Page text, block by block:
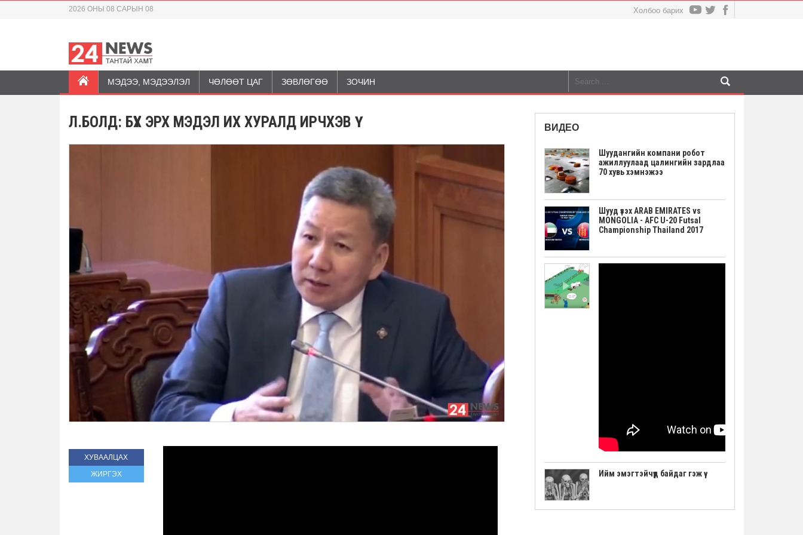
2026 ОНЫ 08 САРЫН 08 Холбоо барих
МЭДЭЭ, МЭДЭЭЛЭЛ ЧӨЛӨӨТ ЦАГ ЗӨВЛӨГӨӨ ЗОЧИН
ВИДЕО
Шуудангийн компани робот
ажиллуулаад цалингийн зардлаа
70 хувь хэмнэжээ
Шууд үзэх ARAB EMIRATES vs
MONGOLIA - AFC U-20 Futsal
Championship Thailand 2017
Ийм эмэгтэйчүүд байдаг гэж үү
Л.БОЛД: БҮХ ЭРХ МЭДЭЛ ИХ ХУРАЛД ИРЧХЭВ ҮҮ
ХУВААЛЦАХ
ЖИРГЭХ